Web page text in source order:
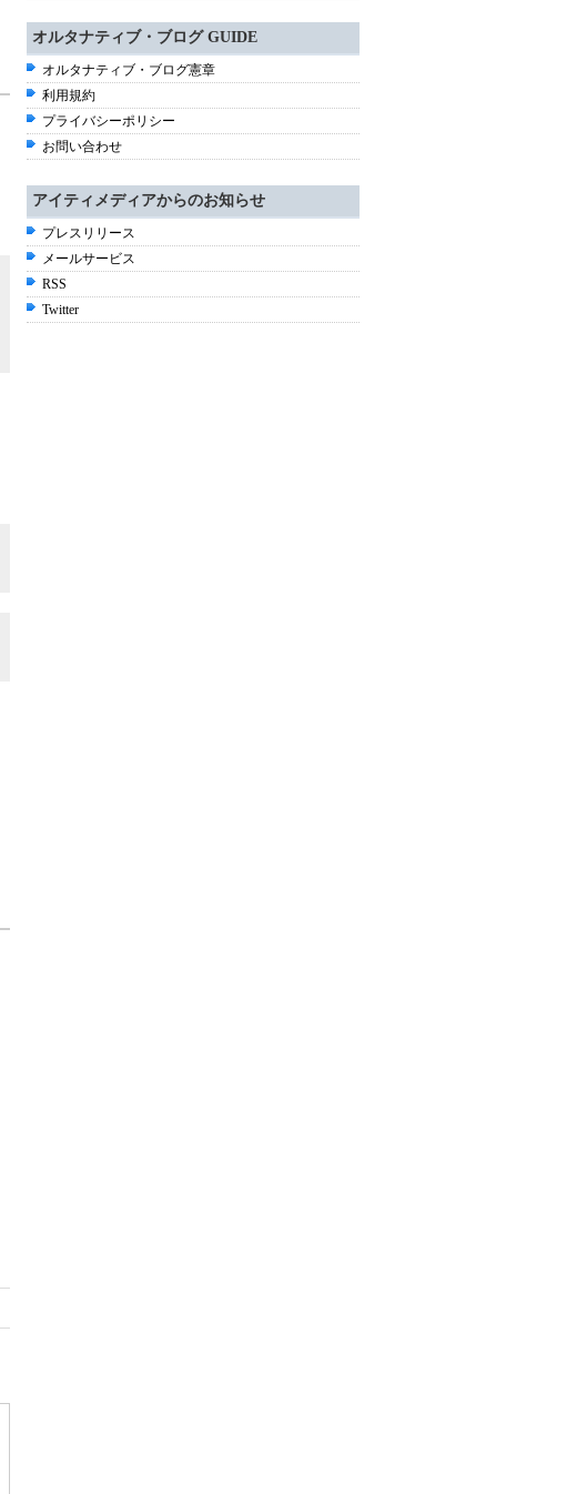
オルタナティブ・ブログ GUIDE
オルタナティブ・ブログ憲章
利用規約
プライバシーポリシー
お問い合わせ
アイティメディアからのお知らせ
プレスリリース
メールサービス
RSS
Twitter